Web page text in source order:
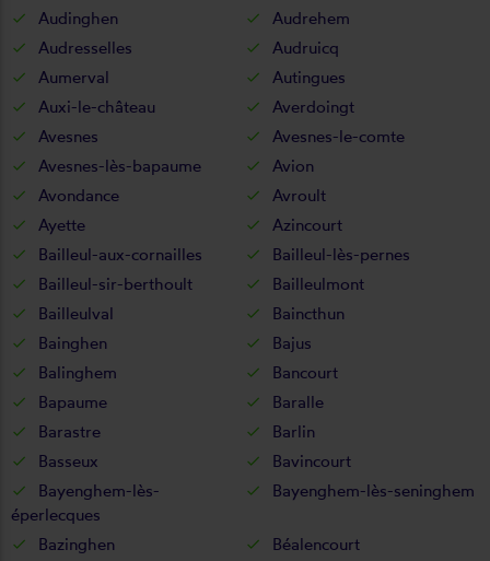
Audinghen
Audrehem
Audresselles
Audruicq
Aumerval
Autingues
Auxi-le-château
Averdoingt
Avesnes
Avesnes-le-comte
Avesnes-lès-bapaume
Avion
Avondance
Avroult
Ayette
Azincourt
Bailleul-aux-cornailles
Bailleul-lès-pernes
Bailleul-sir-berthoult
Bailleulmont
Bailleulval
Baincthun
Bainghen
Bajus
Balinghem
Bancourt
Bapaume
Baralle
Barastre
Barlin
Basseux
Bavincourt
Bayenghem-lès-
éperlecques
Bayenghem-lès-seninghem
Bazinghen
Béalencourt